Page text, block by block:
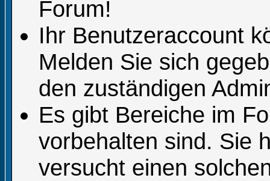
Forum!
Ihr Benutzeraccount
Melden Sie sich
den zuständigen
Es gibt Bereiche im
vorbehalten sind. Sie
versucht einen